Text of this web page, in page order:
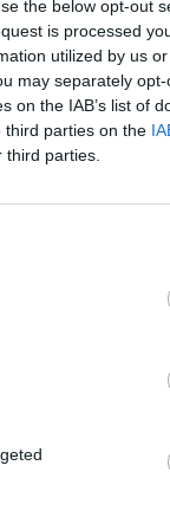
the below opt-out
is processed
utilized by us
may separately
on the IAB’s list of
third parties on the
parties.
0
-